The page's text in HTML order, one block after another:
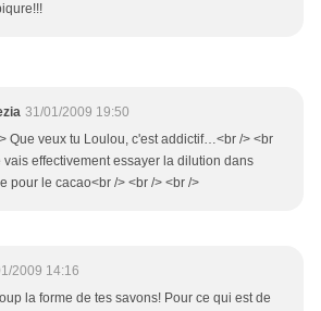
31/01/2009 19:50
Que veux tu Loulou, c'est addictif…<br /> <br
vais effectivement essayer la dilution dans
pour le cacao<br /> <br /> <br />
2009 14:16
la forme de tes savons! Pour ce qui est de